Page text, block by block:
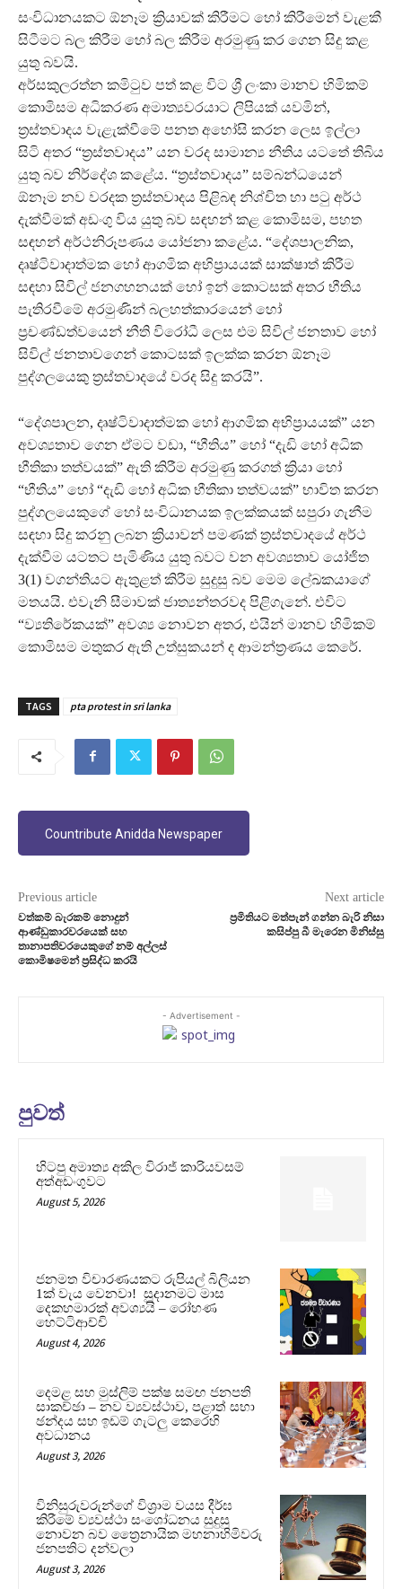
සංවිධානයකට ඕනෑම ක්‍රියාවක් කිරීමට හෝ කිරීමෙන් වැළකී
සිටීමට බල කිරීම හෝ බල කිරීම අරමුණු කර ගෙන සිදු කළ
යුතු බවයි.
අර්සකුලරත්න කමිටුව පත් කළ විට ශ්‍රී ලංකා මානව හිමිකම්
කොමිසම අධිකරණ අමාත්‍යවරයාට ලිපියක් යවමින්,
ත්‍රස්තවාදය වැළැක්වීමේ පනත අහෝසි කරන ලෙස ඉල්ලා
සිටි අතර “ත්‍රස්තවාදය”‍ යන වරද සාමාන්‍ය නීතිය යටතේ තිබිය
යුතු බව නිර්දේශ කළේය. “ත්‍රස්තවාදය”‍ සම්බන්ධයෙන්
ඕනෑම නව වරදක ත්‍රස්තවාදය පිළිබඳ නිශ්චිත හා පටු අර්ථ
දැක්වීමක් අඩංගු විය යුතු බව සඳහන් කළ කොමිසම, පහත
සඳහන් අර්ථනිරූපණය යෝජනා කළේය. “දේශපාලනික,
දෘෂ්ටිවාදාත්මක හෝ ආගමික අභිප්‍රායයක් සාක්ෂාත් කිරීම
සඳහා සිවිල් ජනගහනයක් හෝ ඉන් කොටසක් අතර භීතිය
පැතිරවීමේ අරමුණින් බලහත්කාරයෙන් හෝ
ප්‍රචණ්ඩත්වයෙන් නීති විරෝධී ලෙස එම සිවිල් ජනතාව හෝ
සිවිල් ජනතාවගෙන් කොටසක් ඉලක්ක කරන ඕනෑම
පුද්ගලයෙකු ත්‍රස්තවාදයේ වරද සිදු කරයි”‍.
“දේශපාලන, දෘෂ්ටිවාදාත්මක හෝ ආගමික අභිප්‍රායයක්”‍ යන
අවශ්‍යතාව ගෙන ඒමට වඩා, “‍භීතිය”‍ හෝ “දැඩි හෝ අධික
භීතිකා තත්වයක්”‍ ඇති කිරීම අරමුණු කරගත් ක්‍රියා හෝ
“භීතිය”‍ හෝ “දැඩි හෝ අධික භීතිකා තත්වයක්”‍ භාවිත කරන
පුද්ගලයෙකුගේ හෝ සංවිධානයක ඉලක්කයක් සපුරා ගැනීම
සඳහා සිදු කරනු ලබන ක්‍රියාවන් පමණක් ත්‍රස්තවාදයේ අර්ථ
දැක්වීම යටතට පැමිණිය යුතු බවට වන අවශ්‍යතාව යෝජිත
3(1) වගන්තියට ඇතුළත් කිරීම සුදුසු බව මෙම ලේඛකයාගේ
මතයයි. එවැනි සීමාවක් ජාත්‍යන්තරවද පිළිගැනේ. එවිට
“ව්‍යතිරේකයක්”‍ අවශ්‍ය නොවන අතර, එයින් මානව හිමිකම්
කොමිසම මතුකර ඇති උත්සුකයන් ද ආමන්ත්‍රණය කෙරේ.
TAGS pta protest in sri lanka
Countribute Anidda Newspaper
Previous article
වත්කම් බැරකම් නොදුන්
ආණ්ඩුකාරවරයෙක් සහ
තානාපතිවරයෙකුගේ නම් අල්ලස්
කොමිෂමෙන් ප්‍රසිද්ධ කරයි
Next article
ප්‍රමිතියට මත්පැන් ගන්න බැරි නිසා
කසිප්පු බී මැරෙන මිනිස්සු
- Advertisement -
පුවත්
හිටපු අමාත්‍ය අකිල විරාජ් කාරියවසම්
අත්අඩංගුවට
August 5, 2026
ජනමත විචාරණයකට රුපියල් බිලියන
1ක් වැය වෙනවා! සූදානමට මාස
දෙකහමාරක් අවශ්‍යයි – රෝහණ
හෙට්ටිආච්චි
August 4, 2026
දෙමළ සහ මුස්ලිම් පක්ෂ සමඟ ජනපති
සාකච්ඡා – නව ව්‍යවස්ථාව, පළාත් සභා
ඡන්දය සහ ඉඩම් ගැටලු කෙරෙහි
අවධානය
August 3, 2026
විනිසුරුවරුන්ගේ විශ්‍රාම වයස දීර්ඝ
කිරීමේ ව්‍යවස්ථා සංශෝධනය සුදුසු
නොවන බව ත්‍රෛනායික මහනාහිමිවරු
ජනපතිට දන්වලා
August 3, 2026